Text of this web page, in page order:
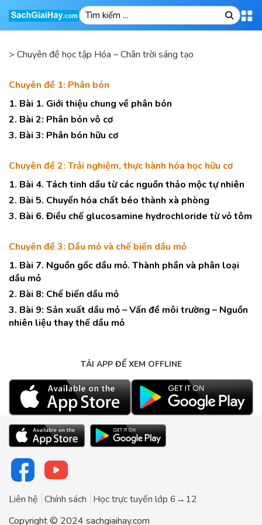
> Chuyên đề học tập Hóa – Chân trời sáng tạo
Chuyên đề 1: Phân bón
1. Bài 1. Giới thiệu chung về phân bón
2. Bài 2: Phân bón vô cơ
3. Bài 3: Phân bón hữu cơ
Chuyên đề 2: Trải nghiệm, thực hành hóa học hữu cơ
1. Bài 4. Tách tinh dầu từ các nguồn thảo mộc tự nhiên
2. Bài 5. Chuyển hóa chất béo thành xà phòng
3. Bài 6. Điều chế glucosamine hydrochloride từ vỏ tôm
Chuyên đề 3: Dầu mỏ và chế biến dầu mỏ
1. Bài 7. Nguồn gốc dầu mỏ. Thành phần và phân loại
dầu mỏ
2. Bài 8: Chế biến dầu mỏ
3. Bài 9: Sản xuất dầu mỏ – Vấn đề môi trường – Nguồn
nhiên liệu thay thế dầu mỏ
TẢI APP ĐỂ XEM OFFLINE
Liên hệ Chính sách Học trực tuyến lớp 6→12
Copyright © 2024 sachgiaihay.com